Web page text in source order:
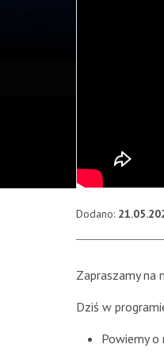
Dodano:
Zapraszamy na
Dziś w
Powiemy o